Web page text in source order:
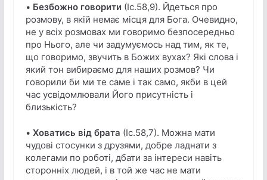
• Безбожно говорити (Іс.58,9). Йдеться про
розмову, в якій немає місця для Бога. Очевидно,
не у всіх розмовах ми говоримо безпосередньо
про Нього, але чи задумуємось над тим, як те,
що говоримо, звучить в Божих вухах? Які слова і
який тон вибираємо для наших розмов? Чи
говорили би ми те саме і так само, якби в цей
час усвідомлювали Його присутність і
близькість?
• Ховатись від брата (Іс.58,7). Можна мати
чудові стосунки з друзями, добре ладнати з
колегами по роботі, дбати за інтереси навіть
сторонніх людей, і в той же час не мати